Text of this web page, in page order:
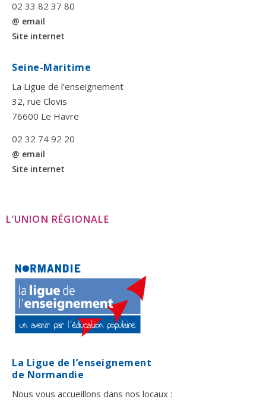
02 33 82 37 80
@ email
Site internet
Seine-Maritime
La Ligue de l’enseignement
32, rue Clovis
76600 Le Havre
02 32 74 92 20
@ email
Site internet
L’UNION RÉGIONALE
La Ligue de l’enseignement
de Normandie
Nous vous accueillons dans nos locaux :